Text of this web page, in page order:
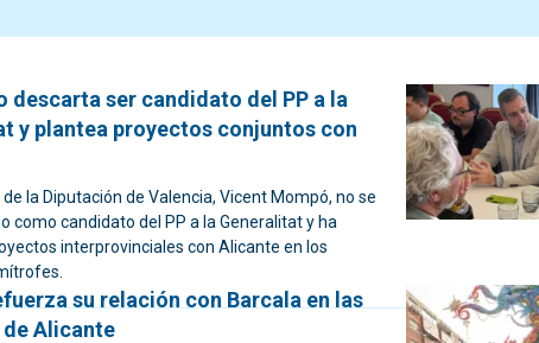
descarta ser candidato del PP a la
y plantea proyectos conjuntos con
la Diputación de Valencia, Vicent Mompó, no se
como candidato del PP a la Generalitat y ha
interprovinciales con Alicante en los
su relación con Barcala en las
Alicante